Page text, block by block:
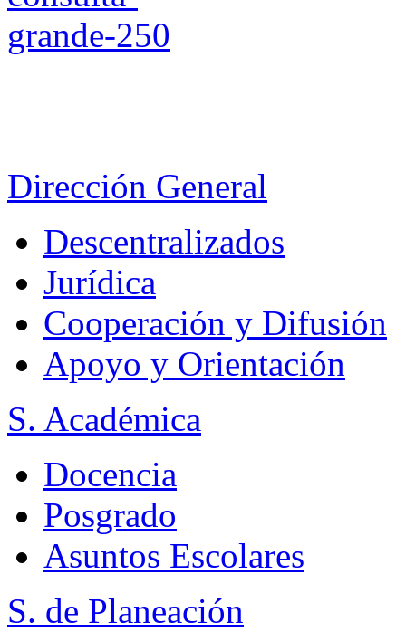
Dirección General
Descentralizados
Jurídica
Cooperación y Difusión
Apoyo y Orientación
S. Académica
Docencia
Posgrado
Asuntos Escolares
S. de Planeación